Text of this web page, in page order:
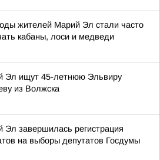
жителей Марий Эл стали часто
кабаны, лоси и медведи
Эл ищут 45-летнюю Эльвиру
из Волжска
Эл завершилась регистрация
на выборы депутатов Госдумы